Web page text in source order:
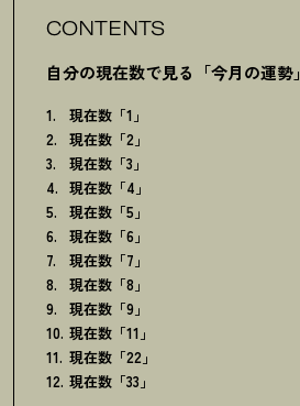
CONTENTS
自分の現在数で見る「今月の運勢」
現在数「1」
現在数「2」
現在数「3」
現在数「4」
現在数「5」
現在数「6」
現在数「7」
現在数「8」
現在数「9」
現在数「11」
現在数「22」
現在数「33」